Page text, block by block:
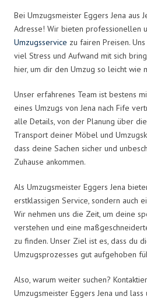
Bei Umzugsmeister Eggers Jena aus
Adresse! Wir bieten professionellen
Umzugsservice zu fairen Preisen.
viel Stress und Aufwand mit sich
hier, um dir den Umzug so leicht wie
Unser erfahrenes Team ist bestens
eines Umzugs von Jena nach Fife
alle Details, von der Planung über
Transport deiner Möbel und
dass deine Sachen sicher und
Zuhause ankommen.
Als Umzugsmeister Eggers Jena
erstklassigen Service, sondern auch
Wir nehmen uns die Zeit, um deine
verstehen und eine
zu finden. Unser Ziel ist es, dass du
Umzugsprozesses gut aufgehoben
Also, warum weiter suchen?
Umzugsmeister Eggers Jena und